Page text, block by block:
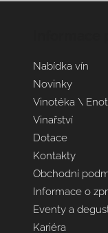
Nabídka vín
Novinky
Vinotéka \
Vinařství
Dotace
Kontakty
Obchodní
Informace o
Eventy a
Kariéra